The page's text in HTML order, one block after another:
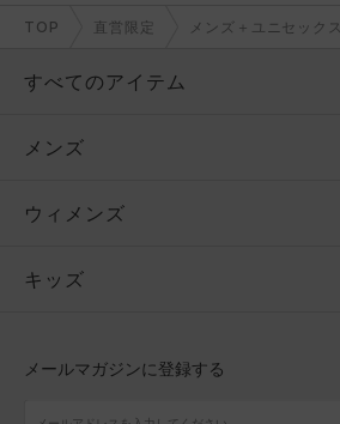
TOP 直営限定 メンズ＋ユニセックス
すべてのアイテム
メンズ
ウィメンズ
キッズ
アクセサリー
メンズ
トップス
ボトムス
アクセサリー
ウィメンズ
トップス
シューズ
キッズ
メールマガジンに登録する